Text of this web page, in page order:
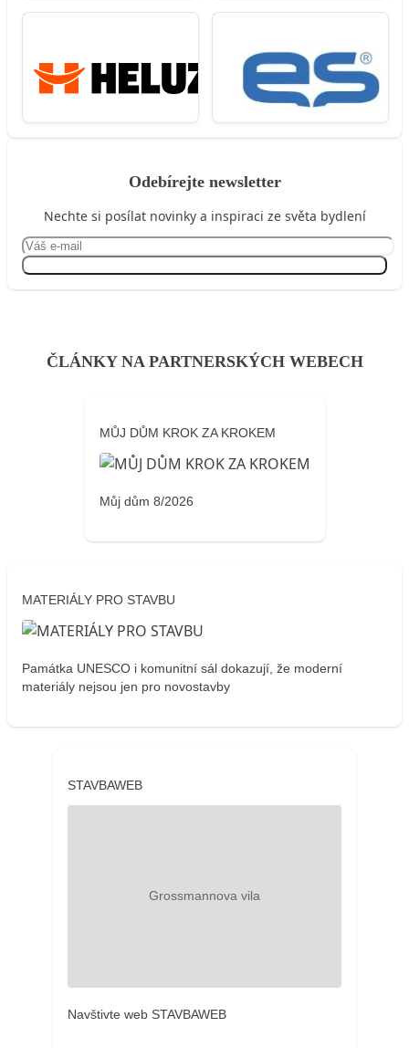
Odebírejte newsletter
Nechte si posílat novinky a inspiraci ze světa bydlení
ČLÁNKY NA PARTNERSKÝCH WEBECH
MŮJ DŮM KROK ZA KROKEM
Můj dům 8/2026
MATERIÁLY PRO STAVBU
Památka UNESCO i komunitní sál dokazují, že moderní
materiály nejsou jen pro novostavby
STAVBAWEB
Navštivte web STAVBAWEB